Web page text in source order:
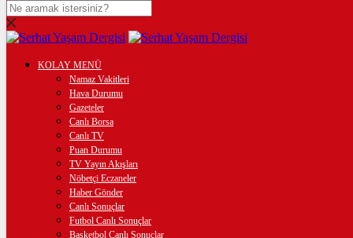
DOLAR
47,7436$% 0.18
EURO
% 0.32
STERLİN
% 0.38
GRAM ALTIN
%2,59
ÇEYREK ALTIN
KOLAY MENÜ
Namaz Vakitleri
Hava Durumu
Gazeteler
Canlı Borsa
Canlı TV
Puan Durumu
TV Yayın Akışları
Nöbetçi Eczaneler
Haber Gönder
Canlı Sonuçlar
Futbol Canlı Sonuçlar
Basketbol Canlı Sonuçlar